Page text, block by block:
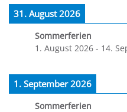
31. August 2026
Sommerferien
1. August 2026 - 14.
1. September 2026
Sommerferien